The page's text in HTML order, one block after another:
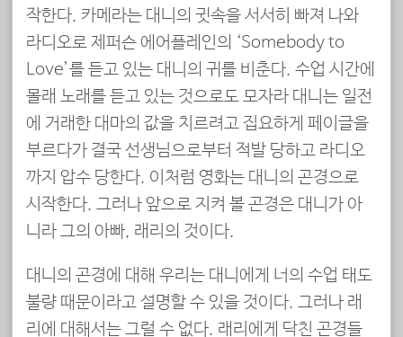
작한다. 카메라는 대니의 귓속을 서서히 빠져 나와
라디오로 제퍼슨 에어플레인의 ‘Somebody to
Love’를 듣고 있는 대니의 귀를 비춘다. 수업 시간에
몰래 노래를 듣고 있는 것으로도 모자라 대니는 일전
에 거래한 대마의 값을 치르려고 집요하게 페이글을
부르다가 결국 선생님으로부터 적발 당하고 라디오
까지 압수 당한다. 이처럼 영화는 대니의 곤경으로
시작한다. 그러나 앞으로 지켜 볼 곤경은 대니가 아
니라 그의 아빠, 래리의 것이다.
대니의 곤경에 대해 우리는 대니에게 너의 수업 태도
불량 때문이라고 설명할 수 있을 것이다. 그러나 래
리에 대해서는 그럴 수 없다. 래리에게 닥친 곤경들